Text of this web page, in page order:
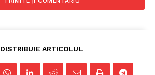
DISTRIBUIE ARTICOLUL